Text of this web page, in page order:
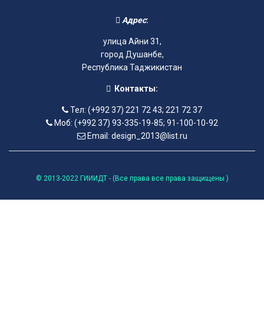
Адрес:
улица Айни 31,
город Душанбе,
Республика Таджикистан
Контакты:
Тел: (+992 37) 221 72 43; 221 72 37
Моб: (+992 37) 93-335-19-85; 91-100-10-92
Email: design_2013@list.ru
© 2013-2022 ГИИИДТ - (Все права все права защищены )